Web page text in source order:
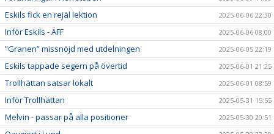
Eskils fick en rejäl lektion 2025-06-06 22:30
Inför Eskils - ÄFF 2025-06-06 08:00
”Granen” missnöjd med utdelningen 2025-06-05 22:19
Eskils tappade segern på övertid 2025-06-01 21:25
Trollhättan satsar lokalt 2025-06-01 08:59
Inför Trollhättan 2025-05-31 15:55
Melvin - passar på alla positioner 2025-05-30 20:51